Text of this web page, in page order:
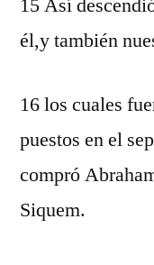
15 Así
él,y también
16 los cuales
puestos en el
compró
Siquem.